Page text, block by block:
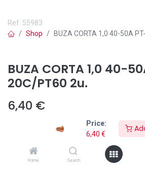
Price:
6,40 €
Home Search
Ref. 55983
Shop
BUZA CORTA 1,0 40-50A
BUZA CORTA 1,0 40-
20C/PT60 2u.
6,40 €
Añadir a lista de deseos